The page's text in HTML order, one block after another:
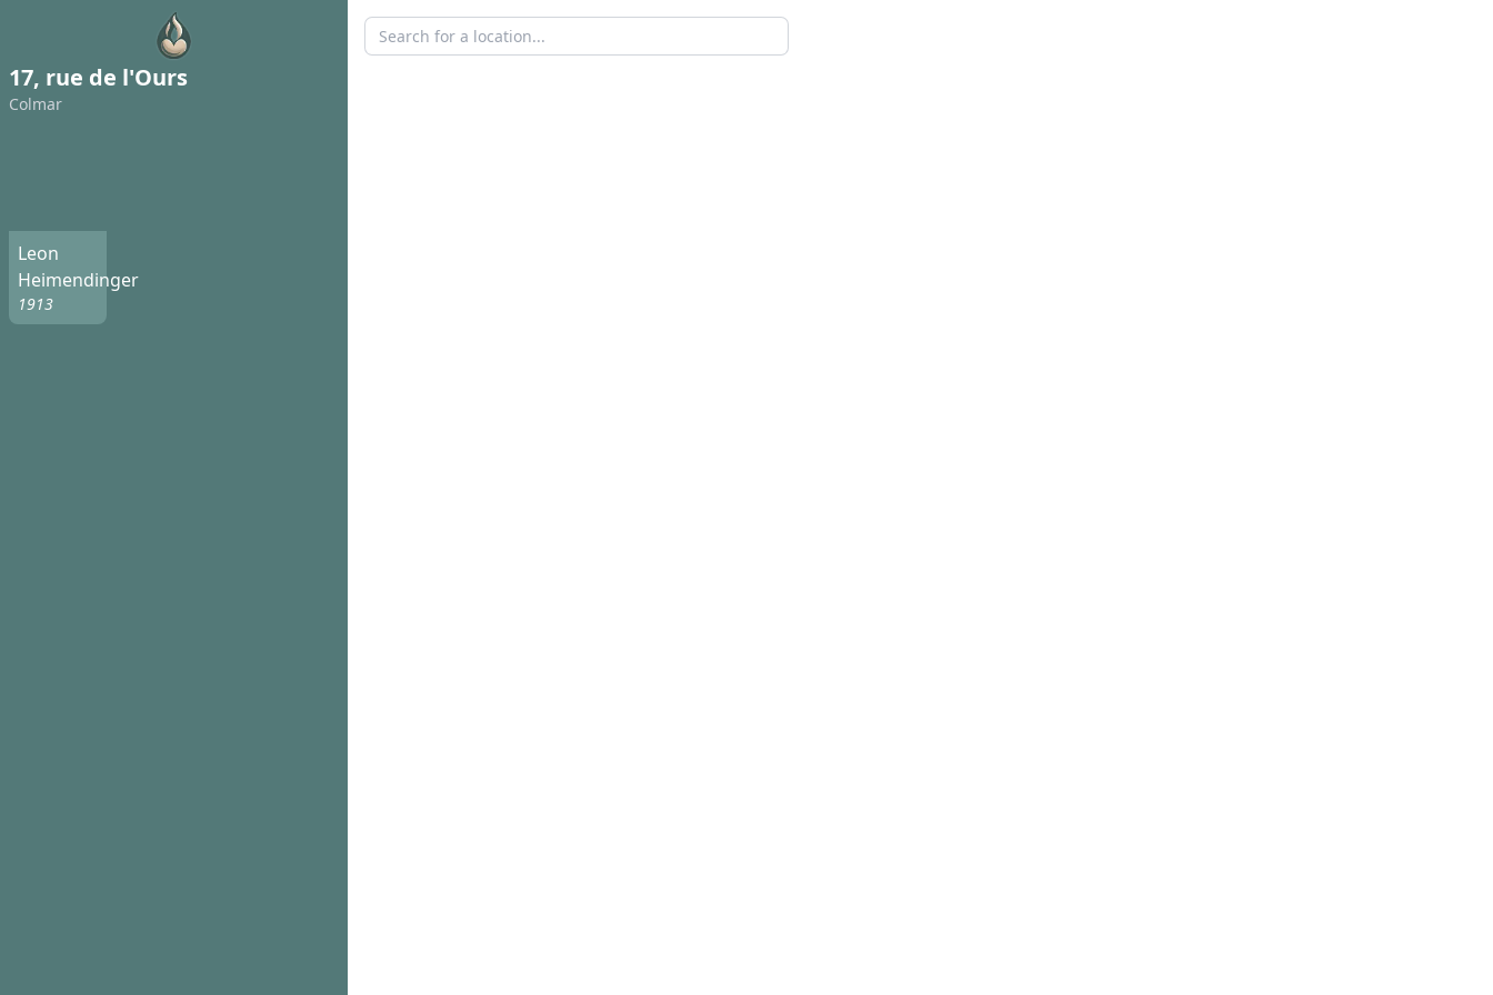
17, rue de l'Ours
Colmar
Leon
Heimendinger
1913